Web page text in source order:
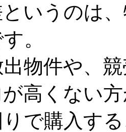
いうのは
。
出物件や、
高くない
りで購入す